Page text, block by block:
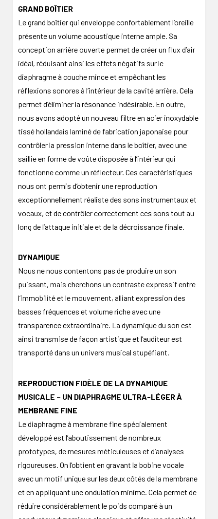
GRAND BOÎTIER
Le grand boîtier qui enveloppe confortablement l’oreille
présente un volume acoustique interne ample. Sa
conception arrière ouverte permet de créer un flux d’air
idéal, réduisant ainsi les effets négatifs sur le
diaphragme à couche mince et empêchant les
réflexions sonores à l’intérieur de la cavité arrière. Cela
permet d’éliminer la résonance indésirable. En outre,
nous avons adopté un nouveau filtre en acier inoxydable
tissé hollandais laminé de fabrication japonaise pour
contrôler la pression interne dans le boîtier, avec une
saillie en forme de voûte disposée à l’intérieur qui
fonctionne comme un réflecteur. Ces caractéristiques
nous ont permis d’obtenir une reproduction
exceptionnellement réaliste des sons instrumentaux et
vocaux, et de contrôler correctement ces sons tout au
long de l’attaque initiale et de la décroissance finale.
DYNAMIQUE
Nous ne nous contentons pas de produire un son
puissant, mais cherchons un contraste expressif entre
l’immobilité et le mouvement, alliant expression des
basses fréquences et volume riche avec une
transparence extraordinaire. La dynamique du son est
ainsi transmise de façon artistique et l’auditeur est
transporté dans un univers musical stupéfiant.
REPRODUCTION FIDÈLE DE LA DYNAMIQUE
MUSICALE – UN DIAPHRAGME ULTRA-LÉGER À
MEMBRANE FINE
Le diaphragme à membrane fine spécialement
développé est l’aboutissement de nombreux
prototypes, de mesures méticuleuses et d’analyses
rigoureuses. On l’obtient en gravant la bobine vocale
avec un motif unique sur les deux côtés de la membrane
et en appliquant une ondulation minime. Cela permet de
réduire considérablement le poids comparé à un